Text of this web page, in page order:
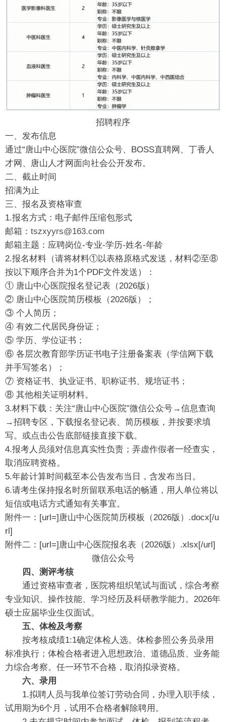
招聘程序
一、发布信息
通过“唐山中心医院”微信公众号、BOSS直聘网、丁香人
才网、唐山人才网面向社会公开发布。
二、截止时间
招满为止
三、报名及资格审查
1.报名方式：电子邮件压缩包形式
邮箱： tszxyyrs@163.com
邮箱主题：应聘岗位-专业-学历-姓名-年龄
2.报名材料（请将材料①以表格原格式发送，材料②至⑧
按以下顺序合并为1个PDF文件发送）：
① 唐山中心医院报名登记表（2026版）
② 唐山中心医院简历模板（2026版）；
③ 个人简历；
④ 有效二代居民身份证；
⑤ 学历、学位证书；
⑥ 各层次教育部学历证书电子注册备案表（学信网下载
并手写签名）；
⑦ 资格证书、执业证书、职称证书、规培证书；
⑧ 其他相关证明材料。
3.材料下载：关注“唐山中心医院”微信公众号→信息查询
→招聘专区，下载报名登记表、简历模板，并按要求填
写。或点击公告底部链接直接下载。
4.报考人员须对信息真实性负责；弄虚作假者一经查实，
取消应聘资格。
5.年龄计算时间截至本公告发布当日，含发布当日。
6.请考生保持报名时所留联系电话的畅通，用人单位将以
短信或电话方式通知有关事宜。
附件一：[url=]唐山中心医院简历模板（2026版）.docx[/u
rl]
附件二：[url=]唐山中心医院报名表（2026版）.xlsx[/url]
微信公众号
四、测评考核
通过资格审查者，医院将组织笔试与面试，综合考察
专业知识、操作技能、学习经历及科研教学能力。2026年
硕士应届毕业生仅面试。
五、体检及考察
按考核成绩1:1确定体检人选。体检参照公务员录用
标准执行；体检合格者进入思想政治、道德品质、业务能
力综合考察。任一环节不合格，取消拟录资格。
六、录用
1.拟聘人员与我单位签订劳动合同，办理入职手续，
试用期为6个月，试用不合格者解除聘用。